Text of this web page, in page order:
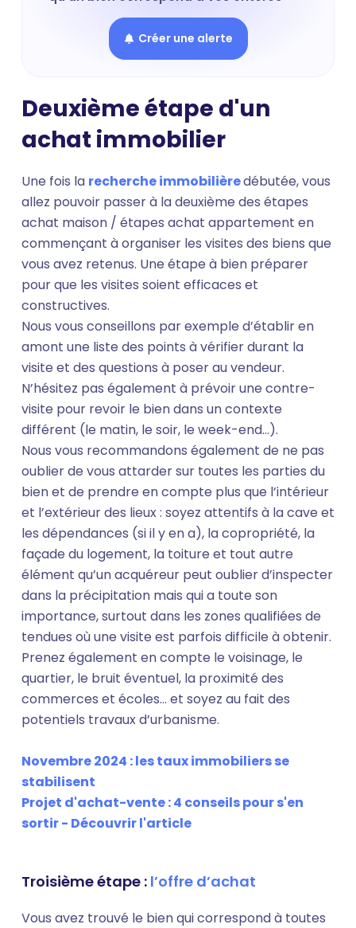
Créer une alerte
Deuxième étape d'un
achat immobilier
Une fois la recherche immobilièredébutée, vous
allez pouvoir passer à la deuxième des étapes
achat maison / étapes achat appartement en
commençant à organiser les visites des biens que
vous avez retenus. Une étape à bien préparer
pour que les visites soient efficaces et
constructives.
Nous vous conseillons par exemple d’établir en
amont une liste des points à vérifier durant la
visite et des questions à poser au vendeur.
N’hésitez pas également à prévoir une contre-
visite pour revoir le bien dans un contexte
différent (le matin, le soir, le week-end…).
Nous vous recommandons également de ne pas
oublier de vous attarder sur toutes les parties du
bien et de prendre en compte plus que l’intérieur
et l’extérieur des lieux : soyez attentifs à la cave et
les dépendances (si il y en a), la copropriété, la
façade du logement, la toiture et tout autre
élément qu’un acquéreur peut oublier d’inspecter
dans la précipitation mais qui a toute son
importance, surtout dans les zones qualifiées de
tendues où une visite est parfois difficile à obtenir.
Prenez également en compte le voisinage, le
quartier, le bruit éventuel, la proximité des
commerces et écoles... et soyez au fait des
potentiels travaux d’urbanisme.
Novembre 2024 : les taux immobiliers se
stabilisent
Projet d'achat-vente : 4 conseils pour s'en
sortir - Découvrir l'article
Troisième étape : l’offre d’achat
Vous avez trouvé le bien qui correspond à toutes